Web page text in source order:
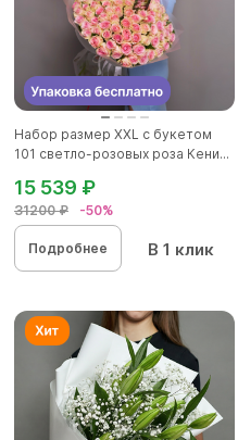
Набор размер ХХL с букетом
101 светло-розовых роза Кени...
31200 ₽ -50%
15 539 ₽
Подробнее В 1 клик